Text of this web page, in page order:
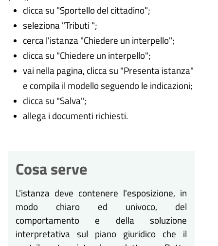
clicca su "Sportello del cittadino";
seleziona "Tributi ";
cerca l'istanza "Chiedere un interpello";
clicca su "Chiedere un interpello";
vai nella pagina, clicca su "Presenta istanza"
e compila il modello seguendo le indicazioni;
clicca su "Salva";
allega i documenti richiesti.
Cosa serve
L'istanza deve contenere l'esposizione, in
modo chiaro ed univoco, del
comportamento e della soluzione
interpretativa sul piano giuridico che il